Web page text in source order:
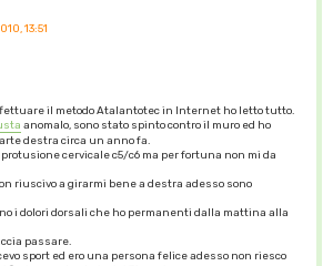
13:51
il metodo Atalantotec in Internet ho letto tutto.
anomalo, sono stato spinto contro il muro ed ho
destra circa un anno fa.
cervicale c5/c6 ma per fortuna non mi da
riuscivo a girarmi bene a destra adesso sono
i dolori dorsali che ho permanenti dalla mattina alla
passare.
sport ed ero una persona felice adesso non riesco